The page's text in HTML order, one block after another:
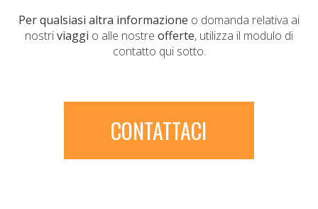
Per qualsiasi altra informazione o domanda relativa ai
nostriviaggi o alle nostre offerte, utilizza il modulo di
contatto qui sotto.
CONTATTACI